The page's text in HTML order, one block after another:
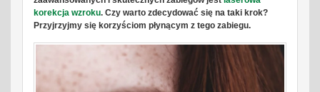
korekcja wzroku. Czy warto zdecydować się na taki krok?
Przyjrzyjmy się korzyściom płynącym z tego zabiegu.